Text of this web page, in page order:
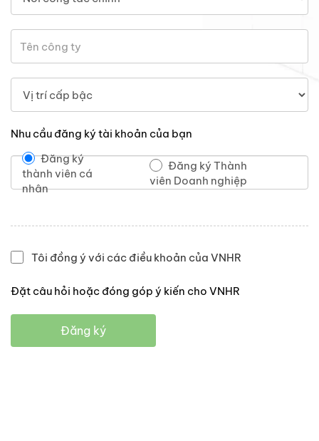
Nhu cầu đăng ký tài khoản của bạn
Đăng ký
thành viên cá
nhân
Đăng ký Thành
viên Doanh nghiệp
Tôi đồng ý với các điều khoản của VNHR
Đặt câu hỏi hoặc đóng góp ý kiến cho VNHR
Đăng ký